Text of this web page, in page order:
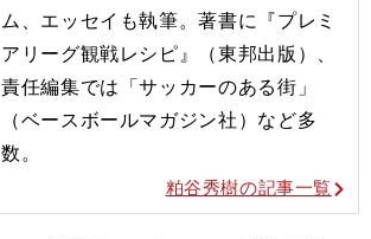
ム 、エッセイも執筆。著書に『プレミ
アリーグ観戦レシピ』（東邦出 版）、
責任編集では「サッカーのある街」
（ベースボールマガジン社）など多
数。
粕谷秀樹の記事一覧